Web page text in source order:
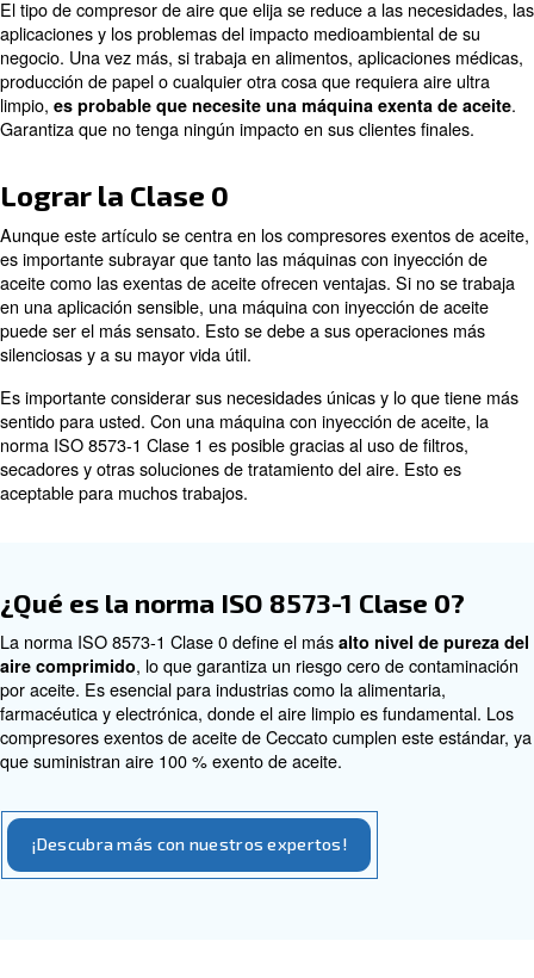
Como se ha señalado anteriormente, la razón principal
inyecta aceite es la lubricación y la refrigeración del
máquina libre de aceite,la refrigeración se logra a
varios métodos, incluyendo agua y ventiladores.
evita la fricción en caliente con un refrigerador
temperaturas bajas.
Como no hay lubricante, las máquinas exentas de
tener una vida útil más corta que los compresores de
inyección de aceite. Además, el funcionamiento de los
exentos de aceite es más ruidoso. La desventaja aquí
requieren menos mantenimiento en forma de
Tampoco se necesitan filtros de aceite ni separaciones.
El tipo de compresor de aire que elija se reduce a las
aplicaciones y los problemas del impacto
negocio. Una vez más, si trabaja en alimentos,
Garantiza que no tenga ningún impacto en sus clientes
Lograr la Clase 0
Aunque este artículo se centra en los compresores
es importante subrayar que tanto las máquinas con
en una aplicación sensible, una máquina con inyección
puede ser el más sensato. Esto se debe a sus
silenciosas y a su mayor vida útil.